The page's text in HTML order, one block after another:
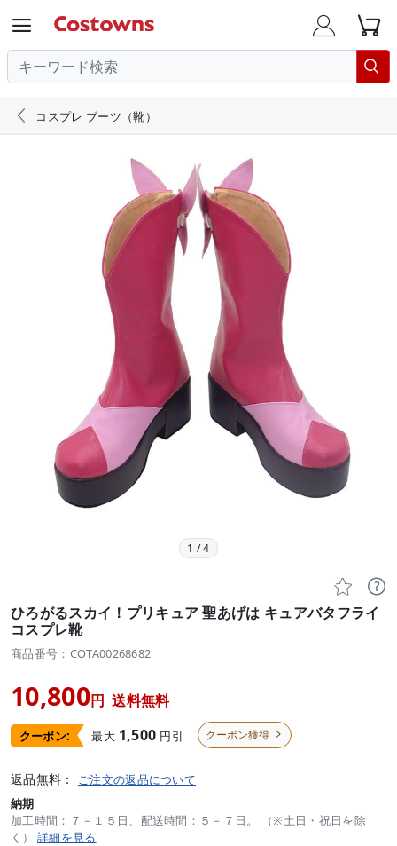
  

 コスプレ ブーツ（靴）
1 /4
 
ひろがるスカイ！プリキュア 聖あげは キュアバタフライ
コスプレ靴
商品番号：COTA00268682
10,800円 送料無料
クーポン: 最大 1,500 円引 クーポン獲得 
返品無料： ご注文の返品について
納期
加工時間：７－１５日、配送時間：５－７日。 （※土日・祝日を除
く） 詳細を見る